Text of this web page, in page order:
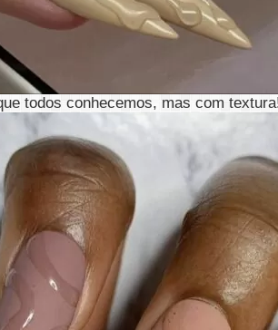
todos conhecemos, mas com